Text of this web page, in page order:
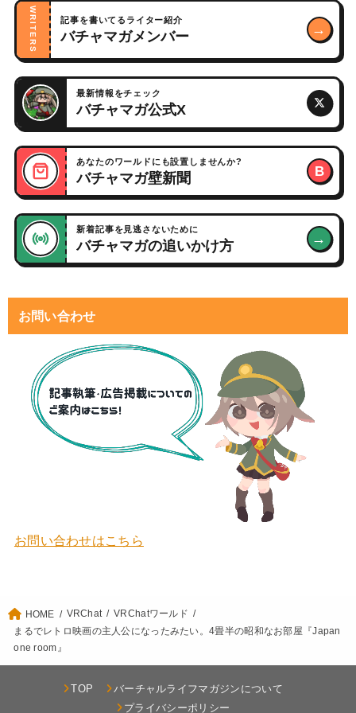
WRITERS 記事を書いてるライター紹介
バチャマガメンバー →
最新情報をチェック
バチャマガ公式X
あなたのワールドにも設置しませんか?
バチャマガ壁新聞 B
新着記事を見逃さないために
バチャマガの追いかけ方 →
お問い合わせ
お問い合わせはこちら
HOME VRChat
VRChatワールド
まるでレトロ映画の主人公になったみたい。4畳半の昭和なお部屋『Japan
one room』
TOP
バーチャルライフマガジンについて
プライバシーポリシー